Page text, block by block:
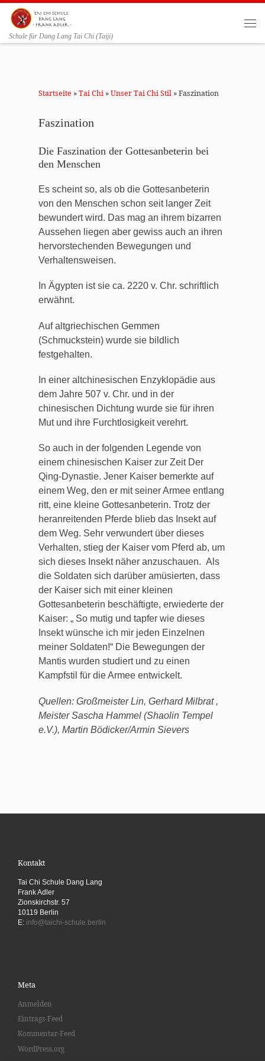
Zum Inhalt springen
Schule für Dang Lang Tai Chi (Taiji)
Startseite »Tai Chi »Unser Tai Chi Stil »Faszination
Faszination
Die Faszination der Gottesanbeterin bei
den Menschen
Es scheint so, als ob die Gottesanbeterin
von den Menschen schon seit langer Zeit
bewundert wird. Das mag an ihrem bizarren
Aussehen liegen aber gewiss auch an ihren
hervorstechenden Bewegungen und
Verhaltensweisen.
In Ägypten ist sie ca. 2220 v. Chr. schriftlich
erwähnt.
Auf altgriechischen Gemmen
(Schmuckstein) wurde sie bildlich
festgehalten.
In einer altchinesischen Enzyklopädie aus
dem Jahre 507 v. Chr. und in der
chinesischen Dichtung wurde sie für ihren
Mut und ihre Furchtlosigkeit verehrt.
So auch in der folgenden Legende von
einem chinesischen Kaiser zur Zeit Der
Qing-Dynastie. Jener Kaiser bemerkte auf
einem Weg, den er mit seiner Armee entlang
ritt, eine kleine Gottesanbeterin. Trotz der
heranreitenden Pferde blieb das Insekt auf
dem Weg. Sehr verwundert über dieses
Verhalten, stieg der Kaiser vom Pferd ab, um
sich dieses Insekt näher anzuschauen. Als
die Soldaten sich darüber amüsierten, dass
der Kaiser sich mit einer kleinen
Gottesanbeterin beschäftigte, erwiederte der
Kaiser: „ So mutig und tapfer wie dieses
Insekt wünsche ich mir jeden Einzelnen
meiner Soldaten!“ Die Bewegungen der
Mantis wurden studiert und zu einen
Kampfstil für die Armee entwickelt.
Quellen: Großmeister Lin, Gerhard Milbrat ,
Meister Sascha Hammel (Shaolin Tempel
e.V.), Martin Bödicker/Armin Sievers
Kontakt
Tai Chi Schule Dang Lang
Frank Adler
Zionskirchstr. 57
10119 Berlin
E: info@taichi-schule.berlin
Meta
Anmelden
Eintrags-Feed
Kommentar-Feed
WordPress.org